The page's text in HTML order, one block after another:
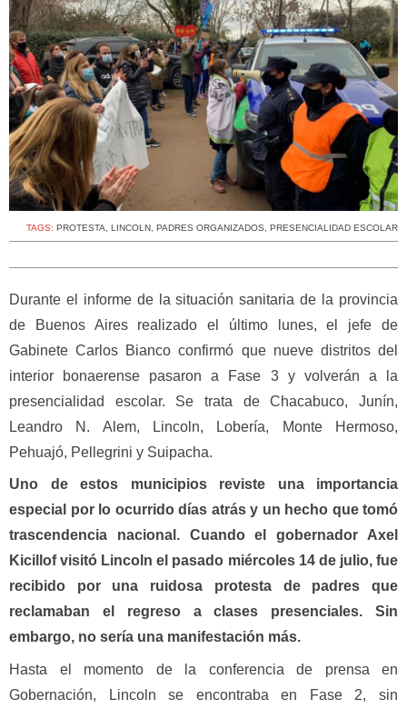
TAGS: PROTESTA, LINCOLN, PADRES ORGANIZADOS, PRESENCIALIDAD ESCOLAR
Durante el informe de la situación sanitaria de la provincia
de Buenos Aires realizado el último lunes, el jefe de
Gabinete Carlos Bianco confirmó que nueve distritos del
interior bonaerense pasaron a Fase 3 y volverán a la
presencialidad escolar. Se trata de Chacabuco, Junín,
Leandro N. Alem, Lincoln, Lobería, Monte Hermoso,
Pehuajó, Pellegrini y Suipacha.
Uno de estos municipios reviste una importancia
especial por lo ocurrido días atrás y un hecho que tomó
trascendencia nacional. Cuando el gobernador Axel
Kicillof visitó Lincoln el pasado miércoles 14 de julio, fue
recibido por una ruidosa protesta de padres que
reclamaban el regreso a clases presenciales. Sin
embargo, no sería una manifestación más.
Hasta el momento de la conferencia de prensa en
Gobernación, Lincoln se encontraba en Fase 2, sin